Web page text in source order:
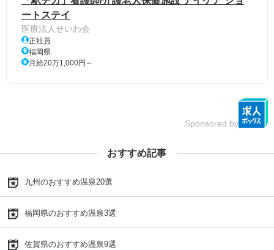
ートステイ
医療法人せいわ会
正社員
福岡県
月給20万1,000円～
Sponsored by
おすすめ記事
九州のおすすめ温泉20選
福岡県のおすすめ温泉3選
佐賀県のおすすめ温泉9選